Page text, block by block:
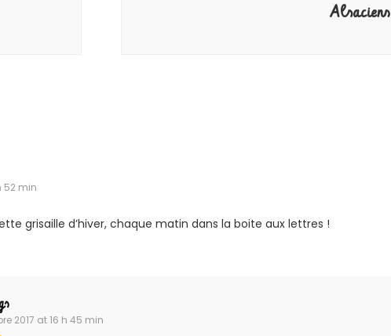
Alsaciens
52 min
grisaille d’hiver, chaque matin dans la boite aux lettres !
2017 at 16 h 45 min